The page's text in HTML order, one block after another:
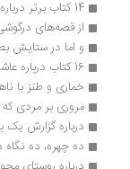
از قصه‌های درگوشی و
و اما در ستایش بطالت |
خماری و طنز با ناهار
مروری بر مردی که جای
درباره گزارش یک
ده چهره، ده نگاه در